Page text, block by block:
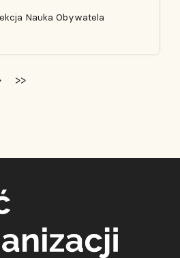
Nauka Obywatela
>>